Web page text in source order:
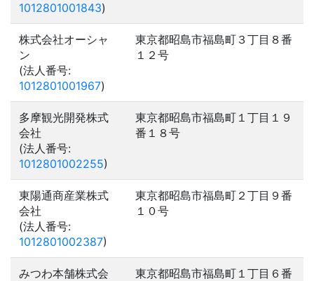
1012801001843)
株式会社オーシャ
ン
(法人番号:
1012801001967)
東京都昭島市福島町３丁目８番
１２号
多摩観光開発株式
会社
(法人番号:
1012801002255)
東京都昭島市福島町１丁目１９
番１８号
東陽通商産業株式
会社
(法人番号:
1012801002387)
東京都昭島市福島町２丁目９番
１０号
みつわ本舗株式会
東京都昭島市福島町１丁目６番